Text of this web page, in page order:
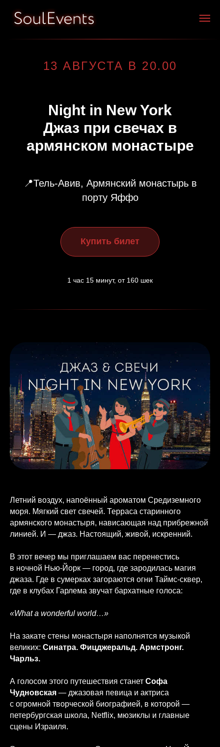
13 АВГУСТА В 20.00
Night in New York
Джаз при свечах в
армянском монастыре
📍Тель-Авив, Армянский монастырь в
порту Яффо
Купить билет
1 час 15 минут, от 160 шек
Летний воздух, напоённый ароматом Средиземного
моря. Мягкий свет свечей. Терраса старинного
армянского монастыря, нависающая над прибрежной
линией. И — джаз. Настоящий, живой, искренний.
В этот вечер мы приглашаем вас перенестись
в ночной Нью-Йорк — город, где зародилась магия
джаза. Где в сумерках загораются огни Таймс-сквер,
где в клубах Гарлема звучат бархатные голоса:
«What a wonderful world…»
На закате стены монастыря наполнятся музыкой
великих: Синатра. Фицджеральд. Армстронг.
Чарльз.
А голосом этого путешествия станет Софа
Чудновская — джазовая певица и актриса
с огромной творческой биографией, в которой —
петербургская школа, Netflix, мюзиклы и главные
сцены Израиля.